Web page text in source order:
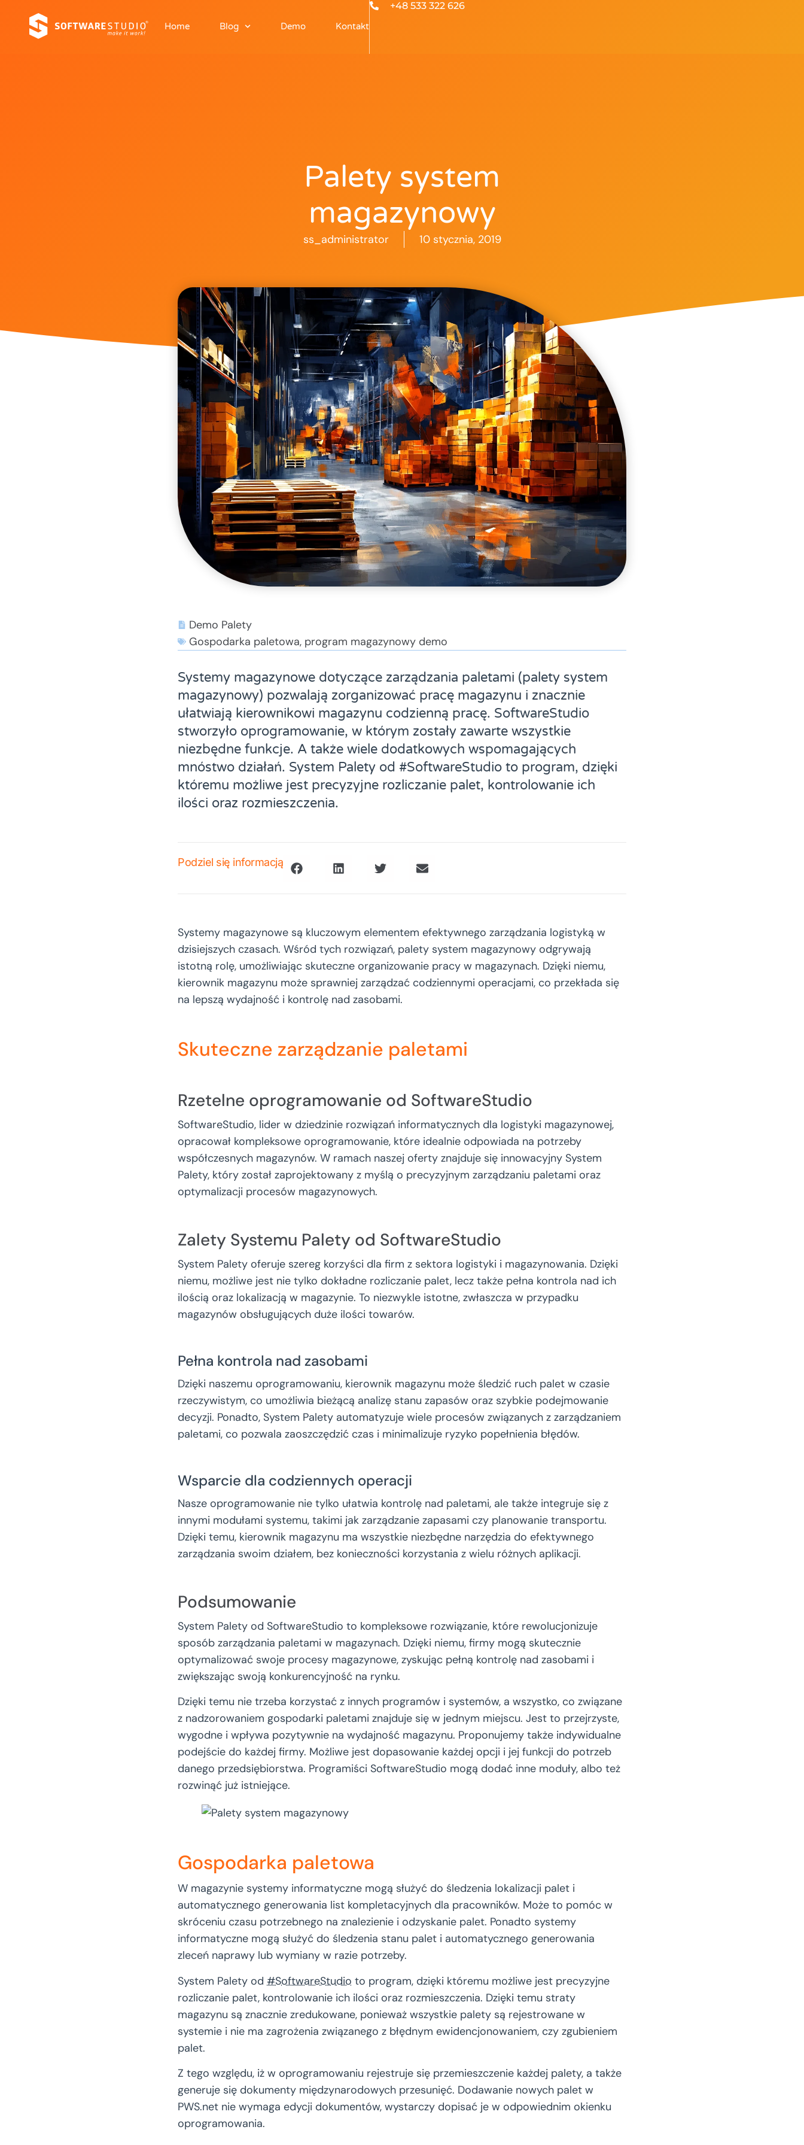
Home Blog Demo Kontakt
+48 533 322 626
Palety system
magazynowy
ss_administrator 10 stycznia, 2019
Demo Palety
Gospodarka paletowa, program magazynowy demo
Systemy magazynowe dotyczące zarządzania paletami (palety system
magazynowy) pozwalają zorganizować pracę magazynu i znacznie
ułatwiają kierownikowi magazynu codzienną pracę. SoftwareStudio
stworzyło oprogramowanie, w którym zostały zawarte wszystkie
niezbędne funkcje. A także wiele dodatkowych wspomagających
mnóstwo działań. System Palety od #SoftwareStudio to program, dzięki
któremu możliwe jest precyzyjne rozliczanie palet, kontrolowanie ich
ilości oraz rozmieszczenia.
Podziel się informacją
Systemy magazynowe są kluczowym elementem efektywnego zarządzania logistyką w
dzisiejszych czasach. Wśród tych rozwiązań, palety system magazynowy odgrywają
istotną rolę, umożliwiając skuteczne organizowanie pracy w magazynach. Dzięki niemu,
kierownik magazynu może sprawniej zarządzać codziennymi operacjami, co przekłada się
na lepszą wydajność i kontrolę nad zasobami.
Skuteczne zarządzanie paletami
Rzetelne oprogramowanie od SoftwareStudio
SoftwareStudio, lider w dziedzinie rozwiązań informatycznych dla logistyki magazynowej,
opracował kompleksowe oprogramowanie, które idealnie odpowiada na potrzeby
współczesnych magazynów. W ramach naszej oferty znajduje się innowacyjny System
Palety, który został zaprojektowany z myślą o precyzyjnym zarządzaniu paletami oraz
optymalizacji procesów magazynowych.
Zalety Systemu Palety od SoftwareStudio
System Palety oferuje szereg korzyści dla firm z sektora logistyki i magazynowania. Dzięki
niemu, możliwe jest nie tylko dokładne rozliczanie palet, lecz także pełna kontrola nad ich
ilością oraz lokalizacją w magazynie. To niezwykle istotne, zwłaszcza w przypadku
magazynów obsługujących duże ilości towarów.
Pełna kontrola nad zasobami
Dzięki naszemu oprogramowaniu, kierownik magazynu może śledzić ruch palet w czasie
rzeczywistym, co umożliwia bieżącą analizę stanu zapasów oraz szybkie podejmowanie
decyzji. Ponadto, System Palety automatyzuje wiele procesów związanych z zarządzaniem
paletami, co pozwala zaoszczędzić czas i minimalizuje ryzyko popełnienia błędów.
Wsparcie dla codziennych operacji
Nasze oprogramowanie nie tylko ułatwia kontrolę nad paletami, ale także integruje się z
innymi modułami systemu, takimi jak zarządzanie zapasami czy planowanie transportu.
Dzięki temu, kierownik magazynu ma wszystkie niezbędne narzędzia do efektywnego
zarządzania swoim działem, bez konieczności korzystania z wielu różnych aplikacji.
Podsumowanie
System Palety od SoftwareStudio to kompleksowe rozwiązanie, które rewolucjonizuje
sposób zarządzania paletami w magazynach. Dzięki niemu, firmy mogą skutecznie
optymalizować swoje procesy magazynowe, zyskując pełną kontrolę nad zasobami i
zwiększając swoją konkurencyjność na rynku.
Dzięki temu nie trzeba korzystać z innych programów i systemów, a wszystko, co związane
z nadzorowaniem gospodarki paletami znajduje się w jednym miejscu. Jest to przejrzyste,
wygodne i wpływa pozytywnie na wydajność magazynu. Proponujemy także indywidualne
podejście do każdej firmy. Możliwe jest dopasowanie każdej opcji i jej funkcji do potrzeb
danego przedsiębiorstwa. Programiści SoftwareStudio mogą dodać inne moduły, albo też
rozwinąć już istniejące.
Gospodarka paletowa
W magazynie systemy informatyczne mogą służyć do śledzenia lokalizacji palet i
automatycznego generowania list kompletacyjnych dla pracowników. Może to pomóc w
skróceniu czasu potrzebnego na znalezienie i odzyskanie palet. Ponadto systemy
informatyczne mogą służyć do śledzenia stanu palet i automatycznego generowania
zleceń naprawy lub wymiany w razie potrzeby.
System Palety od #SoftwareStudio to program, dzięki któremu możliwe jest precyzyjne
rozliczanie palet, kontrolowanie ich ilości oraz rozmieszczenia. Dzięki temu straty
magazynu są znacznie zredukowane, ponieważ wszystkie palety są rejestrowane w
systemie i nie ma zagrożenia związanego z błędnym ewidencjonowaniem, czy zgubieniem
palet.
Z tego względu, iż w oprogramowaniu rejestruje się przemieszczenie każdej palety, a także
generuje się dokumenty międzynarodowych przesunięć. Dodawanie nowych palet w
PWS.net nie wymaga edycji dokumentów, wystarczy dopisać je w odpowiednim okienku
oprogramowania.